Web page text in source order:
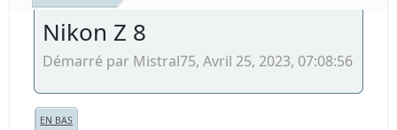
Nikon Z 8
Démarré par Mistral75, Avril 25, 2023, 07:08:56
EN BAS